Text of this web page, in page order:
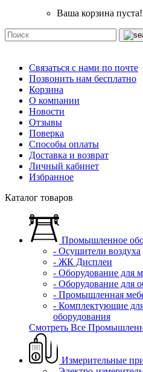
Ваша корзина пуста!
Связаться с нами по почте
Позвонить нам бесплатно
Корзина
О компании
Новости
Отзывы
Поверка
Способы оплаты
Доставка и возврат
Личный кабинет
Избранное
Каталог товаров
Промышленное
- Осушители воздуха
- ЖК Дисплеи
- Оборудование для
- Оборудование для
- Промышленная
- Комплектующие
оборудования
Смотреть Все
Измерительные